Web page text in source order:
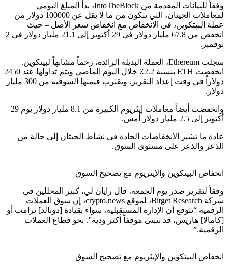
وفقاً للبيانات المقدمة من IntoTheBlock، بدأ المبلغ اليومي
لمعاملات الحيتان، التي تتكون من ما لا يقل عن 100000 دولار من
عملة البيتكوين، في الانخفاض مع انخفاض سعر الأصل – حيث
انخفض من 67.8 مليار دولار في 29 أكتوبر إلى 21.1 مليار دولار في 2
نوفمبر.
سجلت Ethereum، العملة البديلة الرائدة، زخماً مشابهاً لبيتكوين.
انخفضت ETH بنسبة 2.2٪ خلال اليوم الماضي ويتم تداولها عند 2450
دولاراً في وقت إعداد التقرير. وتقترب قيمتها السوقية من 300 مليار
دولار.
وانخفضت أيضاً معاملات إيثريوم الكبيرة من 8.1 مليار دولار يوم 29
أكتوبر إلى 2.5 مليار دولار أمس.
عادة ما تشير الانخفاضات الحادة في نشاط الحيتان إلى حالة من
الذعر والذعر على مستوى السوق.
انخفاض البيتكوين والإيثريوم مع تصحيح السوق
وفقاً لتقرير صدر يوم الجمعة، قال رايان لي، كبير المحللين في
شركة Bitget Research، لموقع crypto.news، إن سوق العملات
الرقمية “تتوقع أن الإدارة المستقبلية، سواء بقيادة [دونالد] ترامب أو
[كامالا] هاريس، قد تتبنى موقفاً أكثر ودية”. نحو قطاع العملات
الرقمية.”
انخفاض البيتكوين والإيثريوم مع تصحيح السوق